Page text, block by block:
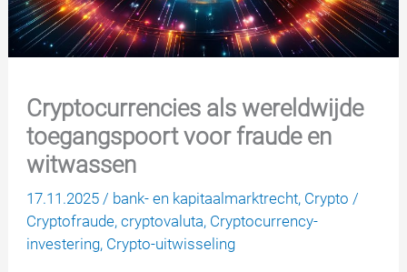
Cryptocurrencies als wereldwijde
toegangspoort voor fraude en
witwassen
17.11.2025/ bank- en kapitaalmarktrecht, Crypto /
Cryptofraude,cryptovaluta, Cryptocurrency-
investering, Crypto-uitwisseling